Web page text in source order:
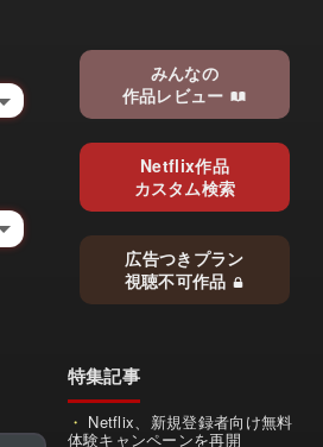
みんなの
作品レビュー
Netflix作品
カスタム検索
広告つきプラン
視聴不可作品
特集記事
Netflix、新規登録者向け無料
体験キャンペーンを再開